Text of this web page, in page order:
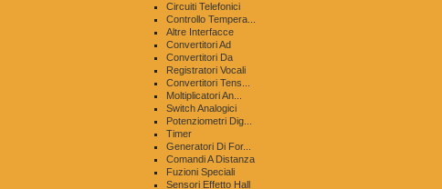
Circuiti Telefonici
Controllo Tempera...
Altre Interfacce
Convertitori Ad
Convertitori Da
Registratori Vocali
Convertitori Tens...
Moltiplicatori An...
Switch Analogici
Potenziometri Dig...
Timer
Generatori Di For...
Comandi A Distanza
Fuzioni Speciali
Sensori Effetto Hall